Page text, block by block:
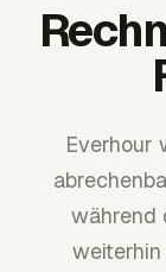
Everhour
während
weiterhin